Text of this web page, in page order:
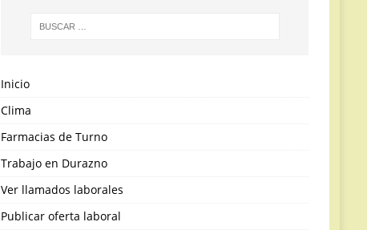
Inicio
Clima
Farmacias de Turno
Trabajo en Durazno
Ver llamados laborales
Publicar oferta laboral